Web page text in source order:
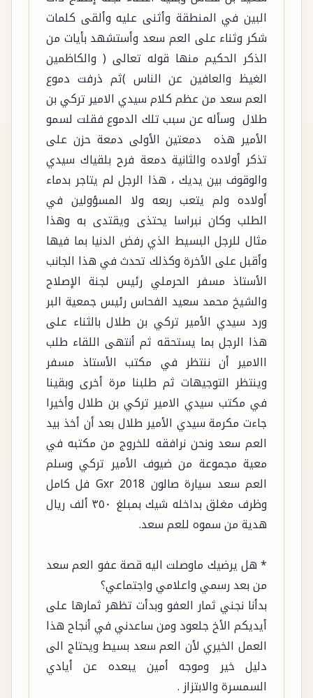
البين في المنطقة وأثنى عليه وألقى كلمات
شكر وثناء على العم سعد وأستشهد بأيات من
الذكر الحكيم منها قوله تعالى ( والكاظمين
الغيظ والعافين عن الناس )ثم ذرفت دموع
العم سعد من عظم كلام سيدي الامير تركي بن
طلال وسأله عن سبب تلك الدموع فقلت لسمو
الأمير هذه دمعتين الأولى دمعة حزن على
تذكر أولاده والثانية دمعة فرح بلقياك سيدي
والوقوف بين يديك ، هذا الرجل لم يتاجر بدماء
أولاده ولم يتعب ربعه ولا المسؤولين في
الطلب وكان نبراسا يحتذى ويقتدى به وهذا
مثال للرجل البسيط الذي رفض الدنيا بما فيها
وأقبل على الأخرة وكذلك تحدث في هذا الجانب
الأستاذ مسفر الحرملي رئيس لجنة الإصلاح
والشيخ محمد سعيد الفحاس رئيس جمعية البر
ورد سيدي الأمير تركي بن طلال بالثناء على
هذا الرجل بما يستحقه ثم أنتهى اللقاء طلب
االامير أن ننتظر في مكتب الأستاذ مسفر
وينتظر التوجيهات ثم طلبنا مرة أخرى وبقينا
في مكتب سيدي الامير تركي بن طلال وأخيرا
جاءت مكرمة سيدي الأمير طلال بعد أن أخذ بيد
العم سعد ونحن نرافقه للخروج من مكتبه في
معية مجموعة من ضيوف الأمير تركي وسلم
العم سعد سيارة صالون Gxr 2018 فل كامل
وظرف مغلق بداخله شيك بمبلغ ٣٥٠ ألف ريال
هدية من سموه للعم سعد.
* هل يرضيك ماوصلت اليه قصة عفو العم سعد
من بعد رسمي واعلامي واجتماعي؟
بدأنا نجني ثمار العفو وبدأت تظهر ثمارها على
أيديكم الأخ جلعود ومن ساعدني في أنجاح هذا
العمل الخيري لأن العم سعد بسيط ويحتاج الى
دليل خير وموجه أمين يبعده عن أيادي
السمسرة والابتزاز .